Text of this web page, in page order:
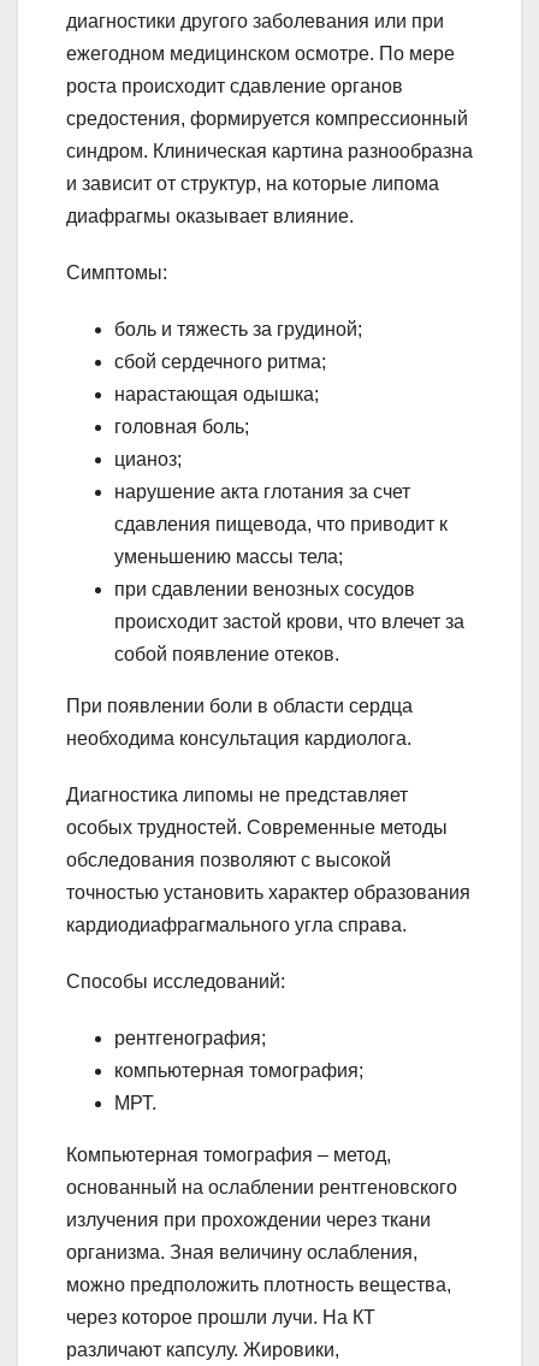
диагностики другого заболевания или при
ежегодном медицинском осмотре. По мере
роста происходит сдавление органов
средостения, формируется компрессионный
синдром. Клиническая картина разнообразна
и зависит от структур, на которые липома
диафрагмы оказывает влияние.
Симптомы:
боль и тяжесть за грудиной;
сбой сердечного ритма;
нарастающая одышка;
головная боль;
цианоз;
нарушение акта глотания за счет
сдавления пищевода, что приводит к
уменьшению массы тела;
при сдавлении венозных сосудов
происходит застой крови, что влечет за
собой появление отеков.
При появлении боли в области сердца
необходима консультация кардиолога.
Диагностика липомы не представляет
особых трудностей. Современные методы
обследования позволяют с высокой
точностью установить характер образования
кардиодиафрагмального угла справа.
Способы исследований:
рентгенография;
компьютерная томография;
МРТ.
Компьютерная томография – метод,
основанный на ослаблении рентгеновского
излучения при прохождении через ткани
организма. Зная величину ослабления,
можно предположить плотность вещества,
через которое прошли лучи. На КТ
различают капсулу. Жировики,